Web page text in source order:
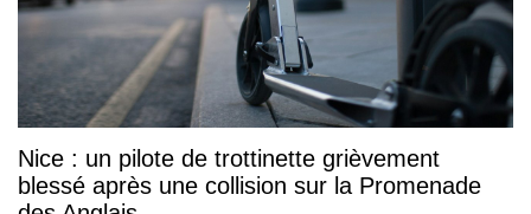
Nice : un pilote de trottinette grièvement
blessé après une collision sur la Promenade